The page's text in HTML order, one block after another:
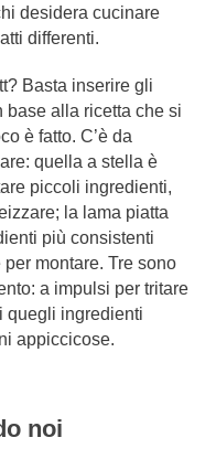
desidera cucinare
differenti.
Basta inserire gli
alla ricetta che si
è fatto. C’è da
quella a stella è
piccoli ingredienti,
la lama piatta
più consistenti
montare. Tre sono
a impulsi per tritare
quegli ingredienti
appiccicose.
noi